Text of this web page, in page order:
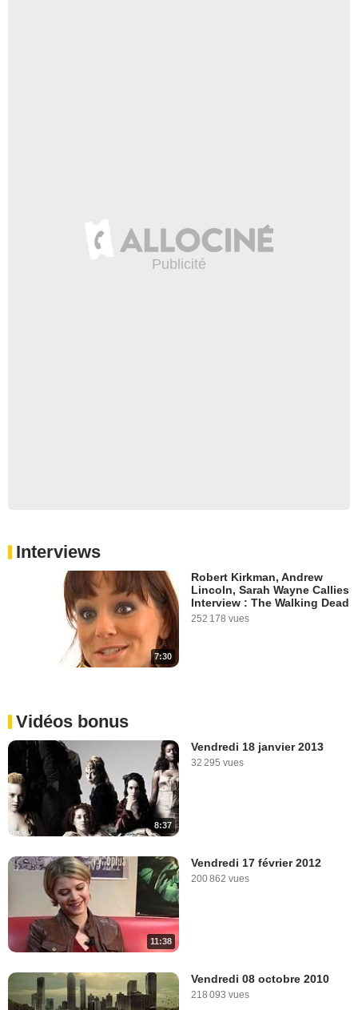
Interviews
7:30
Robert Kirkman, Andrew
Lincoln, Sarah Wayne Callies
Interview : The Walking Dead
252 178 vues
Vidéos bonus
8:37
Vendredi 18 janvier 2013
32 295 vues
11:38
Vendredi 17 février 2012
200 862 vues
Vendredi 08 octobre 2010
218 093 vues